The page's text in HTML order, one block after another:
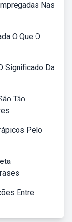
Nas
O Que O
Significado Da
Tão
Pelo
Entre